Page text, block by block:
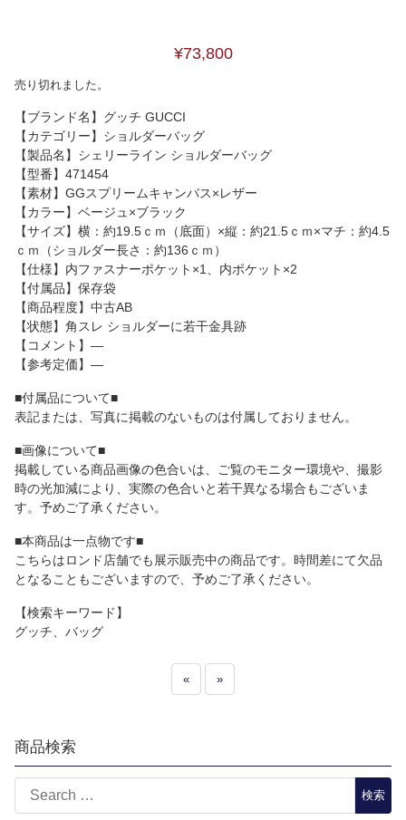
¥73,800
売り切れました。
【ブランド名】グッチ GUCCI
【カテゴリー】ショルダーバッグ
【製品名】シェリーライン ショルダーバッグ
【型番】471454
【素材】GGスプリームキャンバス×レザー
【カラー】ベージュ×ブラック
【サイズ】横：約19.5ｃｍ（底面）×縦：約21.5ｃｍ×マチ：約4.5
ｃｍ（ショルダー長さ：約136ｃｍ）
【仕様】内ファスナーポケット×1、内ポケット×2
【付属品】保存袋
【商品程度】中古AB
【状態】角スレ ショルダーに若干金具跡
【コメント】―
【参考定価】―
■付属品について■
表記または、写真に掲載のないものは付属しておりません。
■画像について■
掲載している商品画像の色合いは、ご覧のモニター環境や、撮影
時の光加減により、実際の色合いと若干異なる場合もございま
す。予めご了承ください。
■本商品は一点物です■
こちらはロンド店舗でも展示販売中の商品です。時間差にて欠品
となることもございますので、予めご了承ください。
【検索キーワード】
グッチ、バッグ
« »
商品検索